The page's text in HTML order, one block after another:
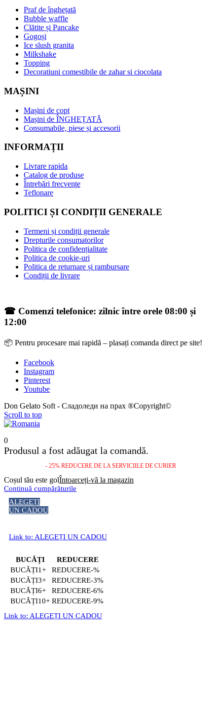
Praf de înghețată
Bubble waffle
Clătite și Pancake
Gogoși
Ice slush granita
Milkshake
Topping
Decoratiuni comestibile de zahar si ciocolata
MAȘINI
Mașini de copt
Mașini de ÎNGHEȚATĂ
Consumabile, piese și accesorii
INFORMAȚII
Livrare rapida
Catalog de produse
Întrebări frecvente
Teflonare
POLITICI ȘI CONDIȚII GENERALE
Termeni și condiții generale
Drepturile consumatorilor
Politica de confidențialitate
Politica de cookie-uri
Politica de returnare și rambursare
Condiții de livrare
☎ Comenzi telefonice: zilnic între orele 08:00 și
12:00
📦 Pentru procesare mai rapidă – plasați comanda direct pe site!
Facebook
Instagram
Pinterest
Youtube
Don Gelato Soft - Сладоледи на прах ®Copyright©
Scroll to top
0
Produsul a fost adăugat la comandă.
- 25% REDUCERE DE LA SERVICIILE DE CURIER
Coșul tău este golÎntoarceți-vă la magazin
Continuă cumpărăturile
ALEGEȚI
UN CADOU
Link to: ALEGEȚI UN CADOU
BUCĂȚI
REDUCERE
1+
-%
3+
-3%
6+
-6%
10+
-9%
Link to: ALEGEȚI UN CADOU